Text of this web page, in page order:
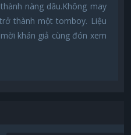
nàng dâu.Không may
thành một tomboy. Liệu
khán giả cùng đón xem